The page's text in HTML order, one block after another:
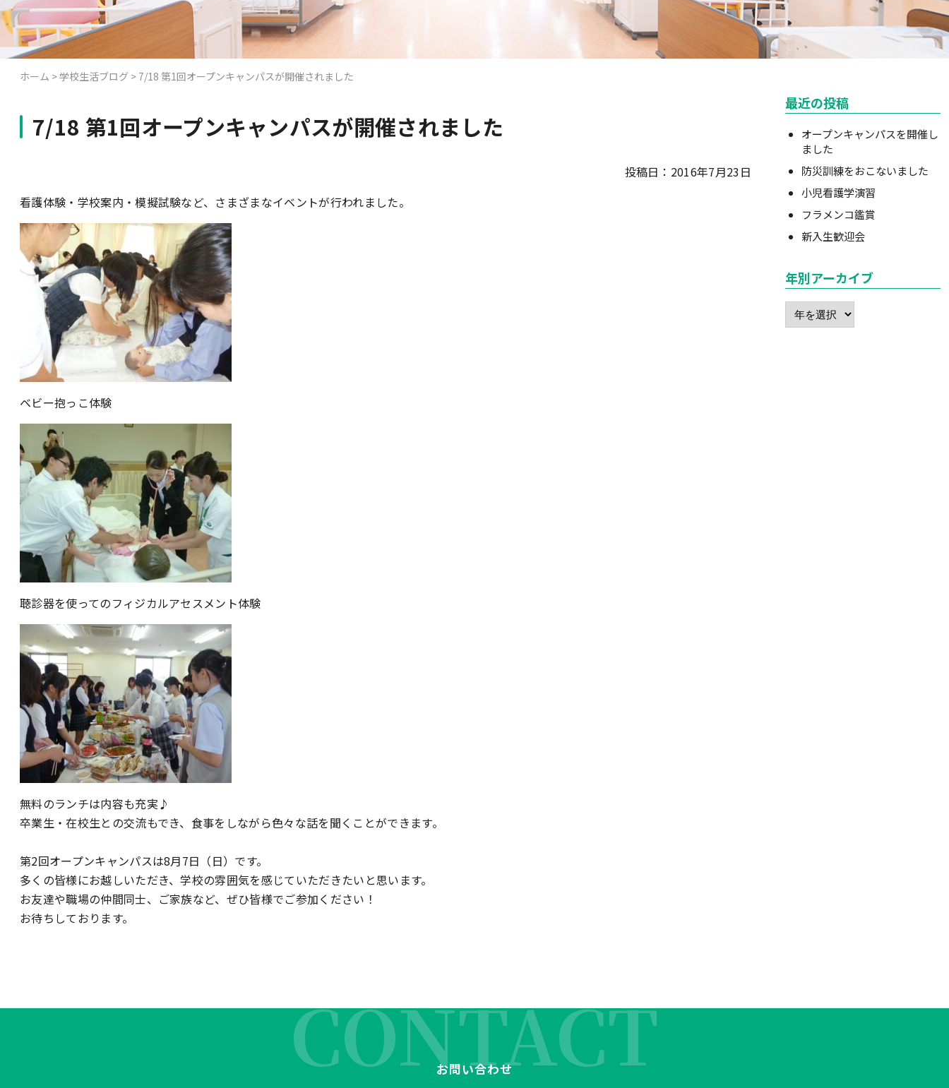
ホーム >学校生活ブログ > 7/18 第1回オープンキャンパスが開催されました
7/18 第1回オープンキャンパスが開催されました
投稿日：2016年7月23日
看護体験・学校案内・模擬試験など、さまざまなイベントが行われました。
ベビー抱っこ体験
聴診器を使ってのフィジカルアセスメント体験
無料のランチは内容も充実♪
卒業生・在校生との交流もでき、食事をしながら色々な話を聞くことができます。
第2回オープンキャンパスは8月7日（日）です。
多くの皆様にお越しいただき、学校の雰囲気を感じていただきたいと思います。
お友達や職場の仲間同士、ご家族など、ぜひ皆様でご参加ください！
お待ちしております。
最近の投稿
オープンキャンパスを開催し
ました
防災訓練をおこないました
小児看護学演習
フラメンコ鑑賞
新入生歓迎会
年別アーカイブ
CONTACT
お問い合わせ